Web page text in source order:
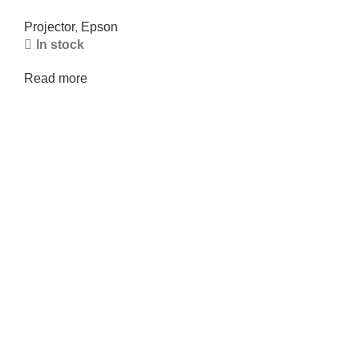
Projector, Epson
In stock
Read more